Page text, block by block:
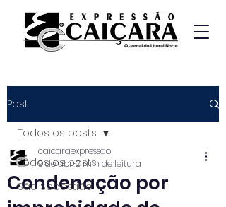
Post
Todos os posts
São Sebastião
Todos os posts
Condenação por
caicaraexpressao
9 de abr.2 min de leitura